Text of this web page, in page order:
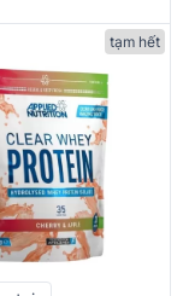
tạm hết